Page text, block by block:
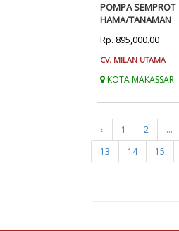
POMPA SEMPROT
HAMA/TANAMAN
Rp. 895,000.00
CV. MILAN UTAMA
KOTA MAKASSAR
‹ 1 2 ...
13
14 15